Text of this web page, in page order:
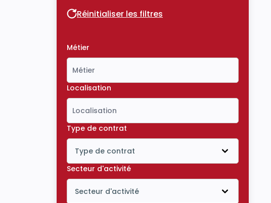
Réinitialiser les filtres
Réinitialiser les filtres
Métier
Localisation
Type de contrat
Type de contrat
Icône ouvrir la liste déroulante
Secteur d'activité
Secteur d'activité
Icône ouvrir la liste déroulante